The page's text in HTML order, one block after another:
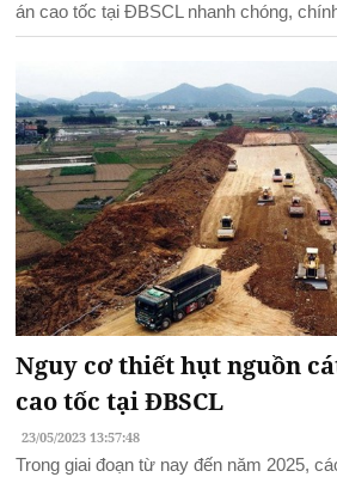
án cao tốc tại ĐBSCL nhanh chóng,
Nguy cơ thiết hụt nguồn
cao tốc tại ĐBSCL
23/05/2023 13:57:48
Trong giai đoạn từ nay đến năm 2025,